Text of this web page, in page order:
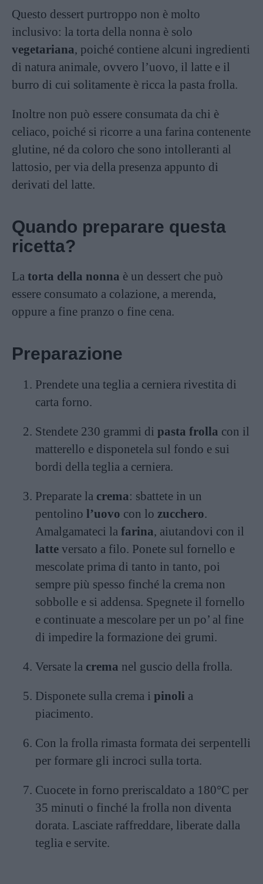
Questo dessert purtroppo non è molto
inclusivo: la torta della nonna è solo
vegetariana, poiché contiene alcuni ingredienti
di natura animale, ovvero l’uovo, il latte e il
burro di cui solitamente è ricca la pasta frolla.
Inoltre non può essere consumata da chi è
celiaco, poiché si ricorre a una farina contenente
glutine, né da coloro che sono intolleranti al
lattosio, per via della presenza appunto di
derivati del latte.
Quando preparare questa
ricetta?
La torta della nonna è un dessert che può
essere consumato a colazione, a merenda,
oppure a fine pranzo o fine cena.
Preparazione
Prendete una teglia a cerniera rivestita di
carta forno.
Stendete 230 grammi di pasta frolla con il
matterello e disponetela sul fondo e sui
bordi della teglia a cerniera.
Preparate la crema: sbattete in un
pentolino l’uovo con lo zucchero.
Amalgamateci la farina, aiutandovi con il
latte versato a filo. Ponete sul fornello e
mescolate prima di tanto in tanto, poi
sempre più spesso finché la crema non
sobbolle e si addensa. Spegnete il fornello
e continuate a mescolare per un po’ al fine
di impedire la formazione dei grumi.
Versate la crema nel guscio della frolla.
Disponete sulla crema i pinoli a
piacimento.
Con la frolla rimasta formata dei serpentelli
per formare gli incroci sulla torta.
Cuocete in forno preriscaldato a 180°C per
35 minuti o finché la frolla non diventa
dorata. Lasciate raffreddare, liberate dalla
teglia e servite.